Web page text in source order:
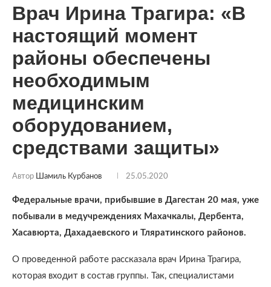
Врач Ирина Трагира: «В
настоящий момент
районы обеспечены
необходимым
медицинским
оборудованием,
средствами защиты»
Автор Шамиль Курбанов 25.05.2020
Федеральные врачи, прибывшие в Дагестан 20 мая, уже
побывали в медучреждениях Махачкалы, Дербента,
Хасавюрта, Дахадаевского и Тляратинского районов.
О проведенной работе рассказала врач Ирина Трагира,
которая входит в состав группы. Так, специалистами